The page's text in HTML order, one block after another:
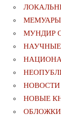
МЕМУАРЫ
МУНДИР
НОВОСТИ
НОВЫЕ
ОБЛОЖКИ